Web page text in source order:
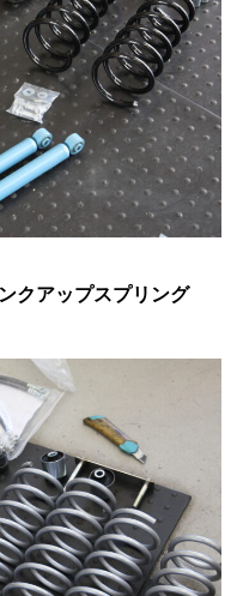
クアップスプリング